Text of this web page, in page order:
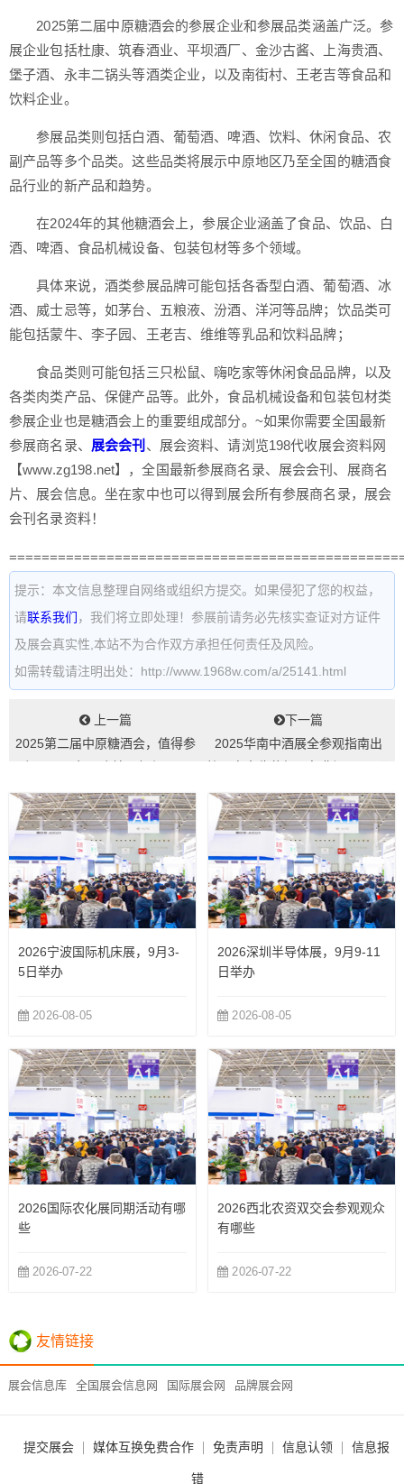
2025第二届中原糖酒会的参展企业和参展品类涵盖广泛。参
展企业包括杜康、筑春酒业、平坝酒厂、金沙古酱、上海贵酒、
堡子酒、永丰二锅头等酒类企业，以及南街村、王老吉等食品和
饮料企业。
参展品类则包括白酒、葡萄酒、啤酒、饮料、休闲食品、农
副产品等多个品类。这些品类将展示中原地区乃至全国的糖酒食
品行业的新产品和趋势。
在2024年的其他糖酒会上，参展企业涵盖了食品、饮品、白
酒、啤酒、食品机械设备、包装包材等多个领域。
具体来说，酒类参展品牌可能包括各香型白酒、葡萄酒、冰
酒、威士忌等，如茅台、五粮液、汾酒、洋河等品牌；饮品类可
能包括蒙牛、李子园、王老吉、维维等乳品和饮料品牌；
食品类则可能包括三只松鼠、嗨吃家等休闲食品品牌，以及
各类肉类产品、保健产品等。此外，食品机械设备和包装包材类
参展企业也是糖酒会上的重要组成部分。~如果你需要全国最新
参展商名录、 展会会刊 、展会资料、请浏览198代收展会资料网
【www.zg198.net】，全国最新参展商名录、展会会刊、展商名
片、展会信息。坐在家中也可以得到展会所有参展商名录，展会
会刊名录资料！
提示：本文信息整理自网络或组织方提交。如果侵犯了您的权益，
请联系我们 ，我们将立即处理！参展前请务必先核实查证对方证件
及展会真实性,本站不为合作双方承担任何责任及风险。
如需转载请注明出处：http://www.1968w.com/a/25141.html
上一篇
2025第二届中原糖酒会，值得参
下一篇
2025华南中酒展全参观指南出
21日广...
2026宁波国际机床展，9月3-
5日举办
2026-08-05
2026深圳半导体展，9月9-11
日举办
2026-08-05
2026国际农化展同期活动有哪
些
2026-07-22
2026西北农资双交会参观观众
有哪些
2026-07-22
友情链接
展会信息库 全国展会信息网 国际展会网 品牌展会网
提交展会 媒体互换免费合作 免责声明 信息认领 信息报
错